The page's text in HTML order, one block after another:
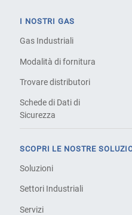
I NOSTRI GAS
Gas Industriali
Modalità di fornitura
Trovare distributori
Schede di Dati di
Sicurezza
SCOPRI LE NOSTRE
Soluzioni
Settori Industriali
Servizi